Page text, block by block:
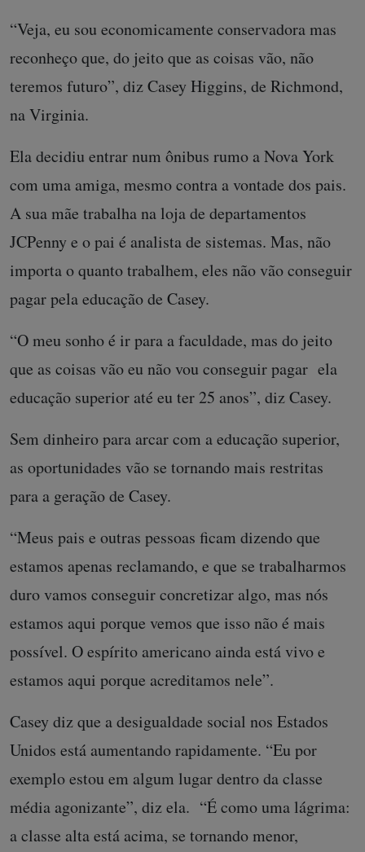
“Veja, eu sou economicamente conservadora mas
reconheço que, do jeito que as coisas vão, não
teremos futuro”, diz Casey Higgins, de Richmond,
na Virginia.
Ela decidiu entrar num ônibus rumo a Nova York
com uma amiga, mesmo contra a vontade dos pais.
A sua mãe trabalha na loja de departamentos
JCPenny e o pai é analista de sistemas. Mas, não
importa o quanto trabalhem, eles não vão conseguir
pagar pela educação de Casey.
“O meu sonho é ir para a faculdade, mas do jeito
que as coisas vão eu não vou conseguir pagar ela
educação superior até eu ter 25 anos”, diz Casey.
Sem dinheiro para arcar com a educação superior,
as oportunidades vão se tornando mais restritas
para a geração de Casey.
“Meus pais e outras pessoas ficam dizendo que
estamos apenas reclamando, e que se trabalharmos
duro vamos conseguir concretizar algo, mas nós
estamos aqui porque vemos que isso não é mais
possível. O espírito americano ainda está vivo e
estamos aqui porque acreditamos nele”.
Casey diz que a desigualdade social nos Estados
Unidos está aumentando rapidamente. “Eu por
exemplo estou em algum lugar dentro da classe
média agonizante”, diz ela. “É como uma lágrima:
a classe alta está acima, se tornando menor,